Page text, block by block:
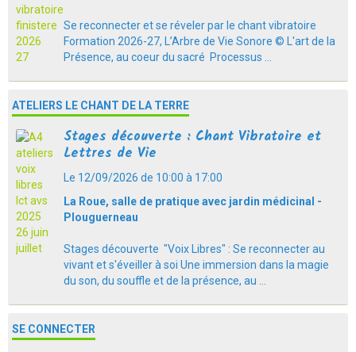
Se reconnecter et se réveler par le chant vibratoire
Formation 2026-27, L’Arbre de Vie Sonore © L'art de la
Présence, au coeur du sacré Processus ...
ATELIERS LE CHANT DE LA TERRE
Stages découverte : Chant Vibratoire et
Lettres de Vie
Le 12/09/2026 de 10:00 à 17:00
La Roue, salle de pratique avec jardin médicinal -
Plouguerneau
Stages découverte "Voix Libres" : Se reconnecter au
vivant et s'éveiller à soi Une immersion dans la magie
du son, du souffle et de la présence, au ...
SE CONNECTER